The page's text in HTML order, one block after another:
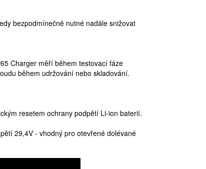
bezpodmínečně nutné nadále snižovat
Charger měří během testovací fáze
během udržování nebo skladování.
resetem ochrany podpětí Li-ion baterií.
29,4V - vhodný pro otevřené dolévané